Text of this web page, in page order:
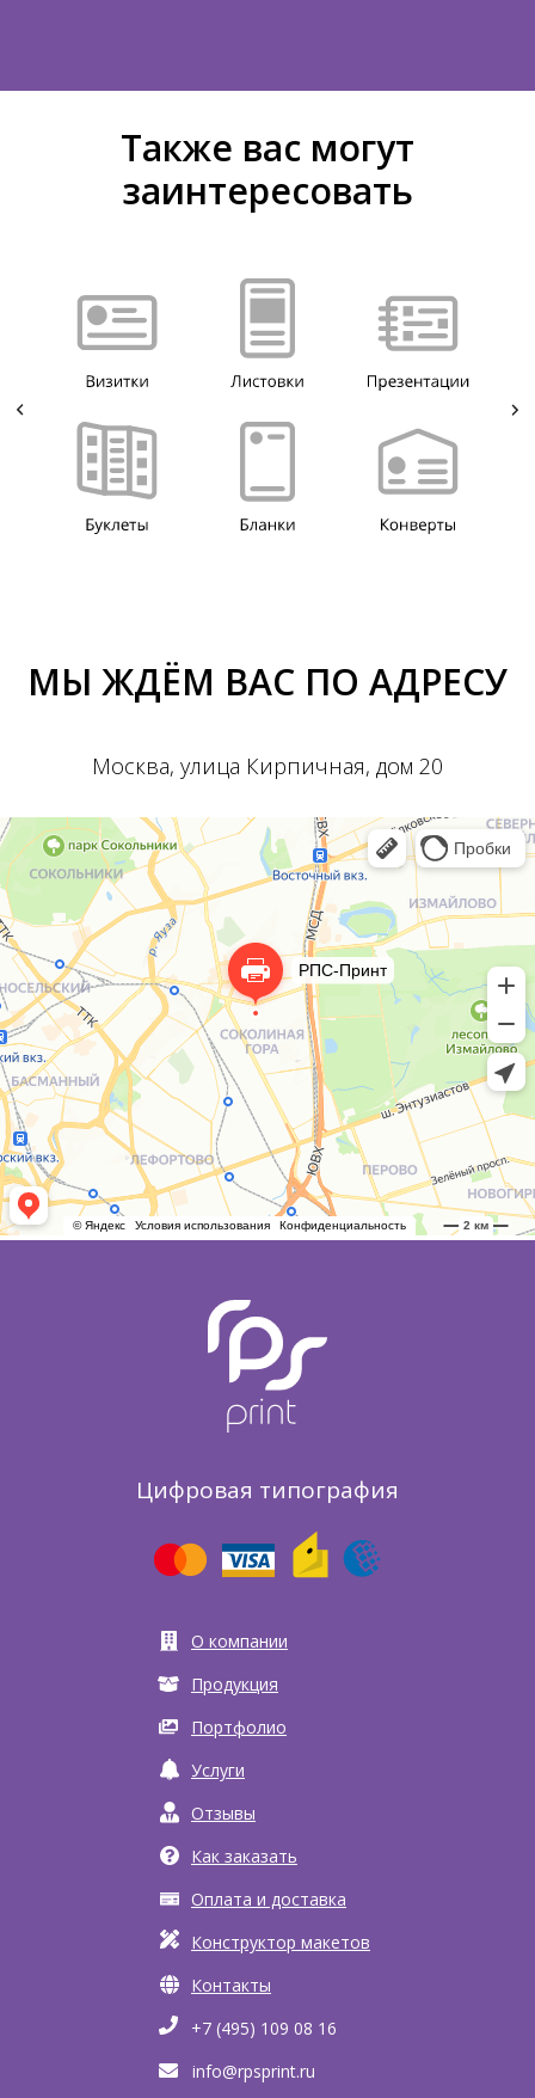
Также вас могут
заинтересовать
МЫ ЖДЁМ ВАС ПО АДРЕСУ
Москва, улица Кирпичная, дом 20
Цифровая типография
О компании
Продукция
Портфолио
Услуги
Отзывы
Как заказать
Оплата и доставка
Конструктор макетов
Контакты
+7 (495) 109 08 16
info@rpsprint.ru